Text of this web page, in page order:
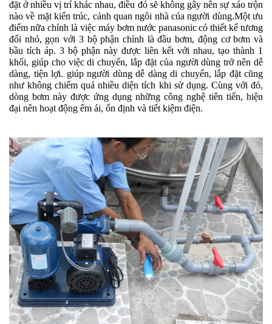
đặt ở nhiều vị trí khác nhau, điều đó sẽ không gây nên sự xáo trộn
nào về mặt kiến trúc, cảnh quan ngôi nhà của người dùng.Một ưu
điểm nữa chính là việc máy bơm nước panasoniccó thiết kế tương
đối nhỏ, gọn với 3 bộ phận chính là đầu bơm, động cơ bơm và
bầu tích áp. 3 bộ phận này được liên kết với nhau, tạo thành 1
khối, giúp cho việc di chuyển, lắp đặt của người dùng trở nên dễ
dàng, tiện lợi. giúp người dùng dễ dàng di chuyển, lắp đặt cũng
như không chiếm quá nhiều diện tích khi sử dụng. Cùng với đó,
dòng bơm này được ứng dụng những công nghệ tiên tiến, hiện
đại nên hoạt động êm ái, ổn định và tiết kiệm điện.